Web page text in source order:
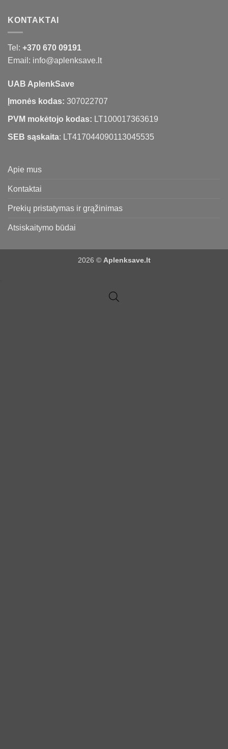
KONTAKTAI
Tel: +370 670 09191
Email: info@aplenksave.lt
UAB AplenkSave
Įmonės kodas: 307022707
PVM mokėtojo kodas: LT100017363619
SEB sąskaita: LT417044090113045535
Apie mus
Kontaktai
Prekių pristatymas ir grąžinimas
Atsiskaitymo būdai
2026 © Aplenksave.lt